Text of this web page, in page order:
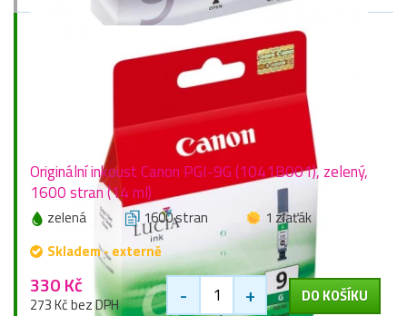
Originální inkoust Canon PGI-9G (1041B001), zelený,
1600 stran (14 ml)
zelená 1600 stran
1 zlaťák
Skladem - externě
330 Kč
273 Kč bez DPH - + DO KOŠÍKU